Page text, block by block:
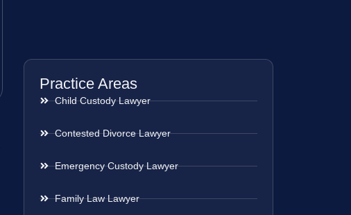
Practice Areas
Child Custody Lawyer
Contested Divorce Lawyer
Emergency Custody Lawyer
Family Law Lawyer